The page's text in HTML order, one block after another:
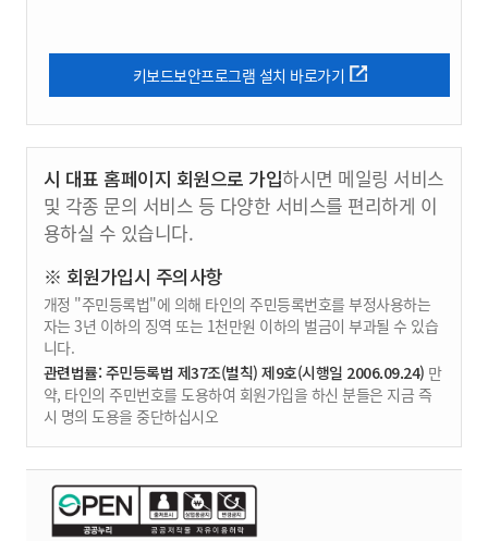
키보드보안프로그램 설치 바로가기
시 대표 홈페이지 회원으로 가입하시면 메일링 서비스
및 각종 문의 서비스 등 다양한 서비스를 편리하게 이
용하실 수 있습니다.
※ 회원가입시 주의사항
개정 "주민등록법"에 의해 타인의 주민등록번호를 부정사용하는
자는 3년 이하의 징역 또는 1천만원 이하의 벌금이 부과될 수 있습
니다.
관련법률: 주민등록법 제37조(벌칙) 제9호(시행일 2006.09.24) 만
약, 타인의 주민번호를 도용하여 회원가입을 하신 분들은 지금 즉
시 명의 도용을 중단하십시오